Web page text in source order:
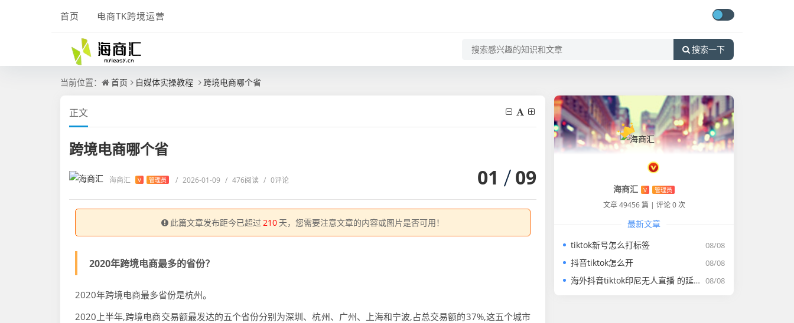
首页 电商TK跨境运营
搜索一下
当前位置： 首页 自媒体实操教程 跨境电商哪个省
正文
跨境电商哪个省
海商汇 V 管理员 / 2026-01-09 / 476阅读 / 0评论 01 09
此篇文章发布距今已超过 210 天，您需要注意文章的内容或图片是否可用！
2020年跨境电商最多的省份？
2020年跨境电商最多省份是杭州。
2020上半年,跨境电商交易额最发达的五个省份分别为深圳、杭州、广州、上海和宁波,占总交易额的37%,这五个城市
海商汇 V 管理员
文章 49456 篇 | 评论 0 次
最新文章
08/08
tiktok新号怎么打标签
08/08
抖音tiktok怎么开
08/08
海外抖音tiktok印尼无人直播 的延伸长尾关键词有什么